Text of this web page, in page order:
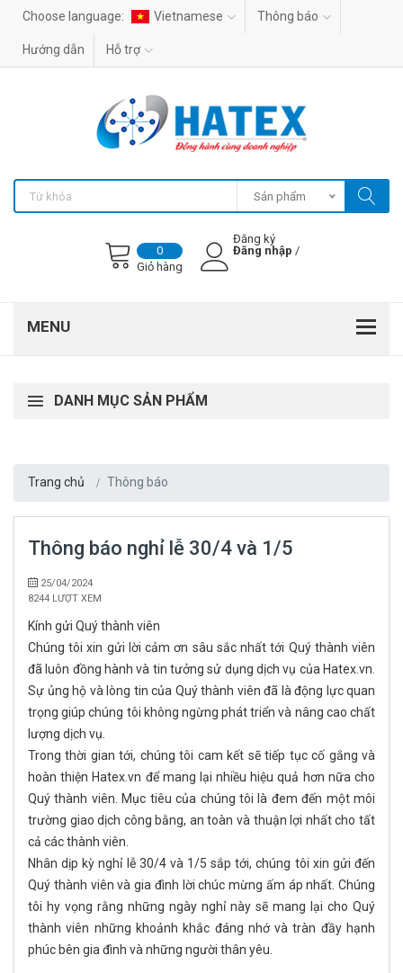
Choose language: Vietnamese Thông báo
Hướng dẫn Hỗ trợ
Sản phẩm
0
Giỏ hàng
Đăng ký
Đăng nhập /
DANH MỤC SẢN PHẨM
Trang chủ Thông báo
Thông báo nghỉ lễ 30/4 và 1/5
25/04/2024
8244 LƯỢT XEM
Kính gửi Quý thành viên
Chúng tôi xin gửi lời cảm ơn sâu sắc nhất tới Quý thành viên
đã luôn đồng hành và tin tưởng sử dụng dịch vụ của Hatex.vn.
Sự ủng hộ và lòng tin của Quý thành viên đã là động lực quan
trọng giúp chúng tôi không ngừng phát triển và nâng cao chất
lượng dịch vụ.
Trong thời gian tới, chúng tôi cam kết sẽ tiếp tục cố gắng và
hoàn thiện Hatex.vn để mang lại nhiều hiệu quả hơn nữa cho
Quý thành viên. Mục tiêu của chúng tôi là đem đến một môi
trường giao dịch công bằng, an toàn và thuận lợi nhất cho tất
cả các thành viên.
Nhân dịp kỳ nghỉ lễ 30/4 và 1/5 sắp tới, chúng tôi xin gửi đến
Quý thành viên và gia đình lời chúc mừng ấm áp nhất. Chúng
tôi hy vọng rằng những ngày nghỉ này sẽ mang lại cho Quý
thành viên những khoảnh khắc đáng nhớ và tràn đầy hạnh
phúc bên gia đình và những người thân yêu.